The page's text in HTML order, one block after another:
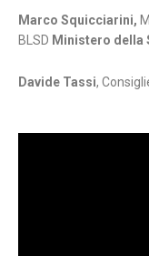
Marco Squicciarini,
BLSD Ministero della
Davide Tassi,